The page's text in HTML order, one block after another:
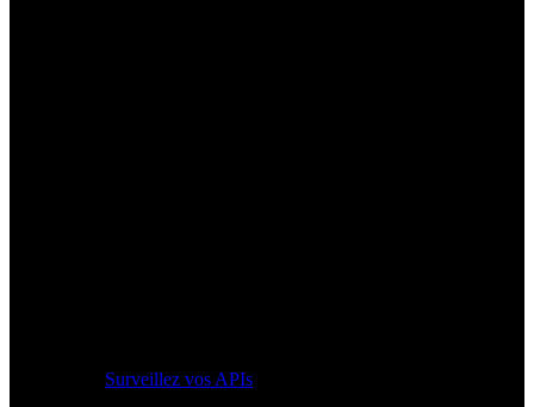
Surveillez vos APIs